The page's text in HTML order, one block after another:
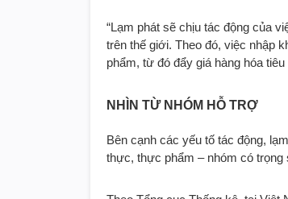
“Lạm phát sẽ chịu tác động của
trên thế giới. Theo đó, việc nhập
phẩm, từ đó đẩy giá hàng hóa
NHÌN TỪ NHÓM HỖ TRỢ
Bên cạnh các yếu tố tác động,
thực, thực phẩm – nhóm có trọng